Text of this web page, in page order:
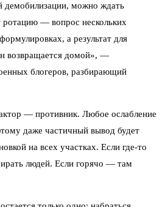
демобилизации, можно ждать
ротацию — вопрос нескольких
а результат для
возвращается домой», —
блогеров, разбирающий
— противник. Любое ослабление
даже частичный вывод будет
на всех участках. Если где-то
людей. Если горячо — там